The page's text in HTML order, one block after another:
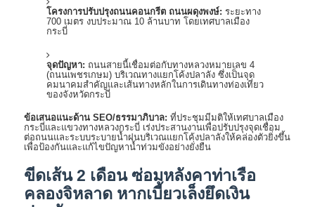
โครงการปรับปรุงถนนคอนกรีต ถนนผดุงพงษ์: ระยะทาง
700 เมตร งบประมาณ 10 ล้านบาท โดยเทศบาลเมือง
กระบี่
จุดปัญหา: ถนนสายนี้เชื่อมต่อกับทางหลวงหมายเลข 4
(ถนนเพชรเกษม) บริเวณทางแยกโค้งปลาลัง ซึ่งเป็นจุด
คมนาคมสำคัญและเส้นทางหลักในการเดินทางท่องเที่ยว
ของจังหวัดกระบี่
ข้อเสนอแนะด้าน SEO/ธรรมาภิบาล: ที่ประชุมมีมติให้เทศบาลเมือง
กระบี่และแขวงทางหลวงกระบี่ เร่งประสานงานเพื่อปรับปรุงจุดเชื่อม
ต่อถนนและระบบระบายน้ำฝนบริเวณแยกโค้งปลาลังให้คล่องตัวยิ่งขึ้น
เพื่อป้องกันและแก้ไขปัญหาน้ำท่วมขังอย่างยั่งยืน
ขีดเส้น 2 เดือน ซ่อมหลังคาท่าเรือ
คลองจิหลาด หากเบี้ยวเล็งยึดเงิน